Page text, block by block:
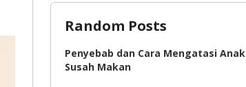
Random Posts
Penyebab dan Cara Mengatasi Anak
Susah Makan